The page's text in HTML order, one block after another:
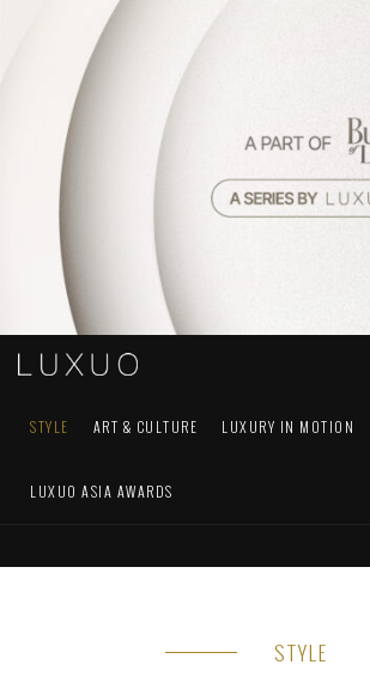
STYLE ART & CULTURE LUXURY IN MOTION
LUXUO ASIA AWARDS
STYLE